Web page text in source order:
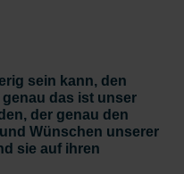
sein kann, den
das ist unser
der genau den
Wünschen unserer
sie auf ihren